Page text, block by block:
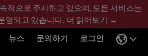
적으로 주시하고 있으며, 모든 서비스는
영되고 있습니다. 더 읽어보기 →
뉴스
문의하기 로그인